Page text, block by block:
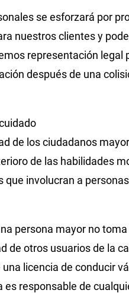
se esforzará por
nuestros clientes y
representación legal
después de una
de los ciudadanos
de las habilidades
involucran a
persona mayor no
de otros usuarios de la
licencia de conducir
responsable de